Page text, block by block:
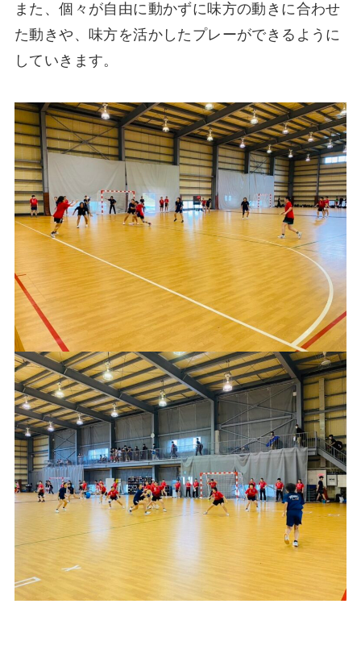
また、個々が自由に動かずに味方の動きに合わせ
た動きや、味方を活かしたプレーができるように
していきます。